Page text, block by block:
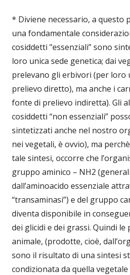
* Diviene necessario, a questo
una fondamentale
cosiddetti "essenziali” sono
loro unica sede genetica; dai
prelevano gli erbivori (per loro
prelievo diretto), ma anche i
fonte di prelievo indiretta). Gli
cosiddetti “non essenziali”
sintetizzati anche nel nostro
nei vegetali, è ovvio), ma
tale sintesi, occorre che
gruppo aminico – NH2
dall’aminoacido essenziale
“transaminasi”) e del gruppo
diventa disponibile in
dei glicidi e dei grassi. Quindi
animale, (prodotte, cioè,
sono il risultato di una sintesi
condizionata da quella